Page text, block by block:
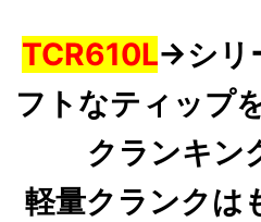
TCR610L→シリ
フトなティップ
クランキン
軽量クランクは